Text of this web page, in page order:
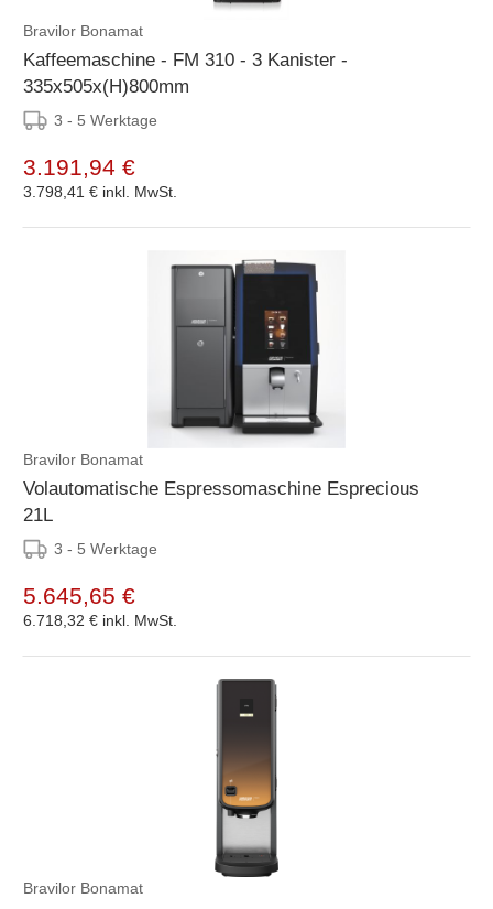
Bravilor Bonamat
Kaffeemaschine - FM 310 - 3 Kanister -
335x505x(H)800mm
3 - 5 Werktage
3.191,94 €
3.798,41 € inkl. MwSt.
Bravilor Bonamat
Volautomatische Espressomaschine Esprecious
21L
3 - 5 Werktage
5.645,65 €
6.718,32 € inkl. MwSt.
Bravilor Bonamat